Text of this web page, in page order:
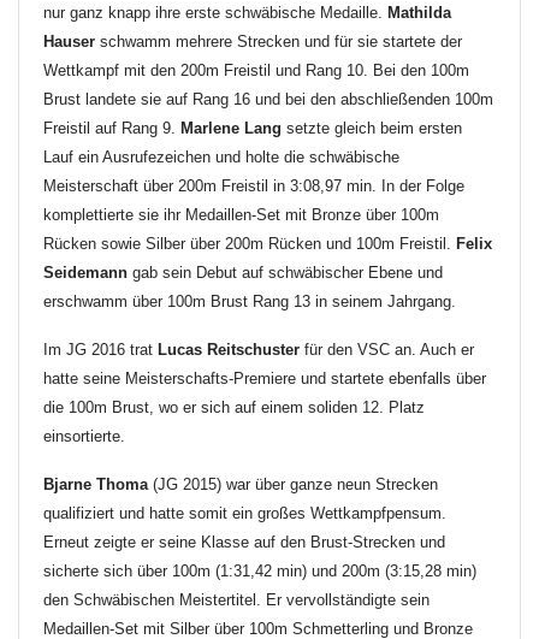
nur ganz knapp ihre erste schwäbische Medaille. Mathilda
Hauser schwamm mehrere Strecken und für sie startete der
Wettkampf mit den 200m Freistil und Rang 10. Bei den 100m
Brust landete sie auf Rang 16 und bei den abschließenden 100m
Freistil auf Rang 9. Marlene Lang setzte gleich beim ersten
Lauf ein Ausrufezeichen und holte die schwäbische
Meisterschaft über 200m Freistil in 3:08,97 min. In der Folge
komplettierte sie ihr Medaillen-Set mit Bronze über 100m
Rücken sowie Silber über 200m Rücken und 100m Freistil. Felix
Seidemann gab sein Debut auf schwäbischer Ebene und
erschwamm über 100m Brust Rang 13 in seinem Jahrgang.
Im JG 2016 trat Lucas Reitschuster für den VSC an. Auch er
hatte seine Meisterschafts-Premiere und startete ebenfalls über
die 100m Brust, wo er sich auf einem soliden 12. Platz
einsortierte.
Bjarne Thoma (JG 2015) war über ganze neun Strecken
qualifiziert und hatte somit ein großes Wettkampfpensum.
Erneut zeigte er seine Klasse auf den Brust-Strecken und
sicherte sich über 100m (1:31,42 min) und 200m (3:15,28 min)
den Schwäbischen Meistertitel. Er vervollständigte sein
Medaillen-Set mit Silber über 100m Schmetterling und Bronze